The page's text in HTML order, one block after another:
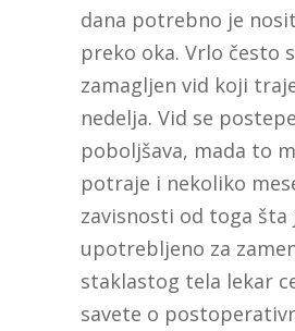
dana potrebno je
preko oka. Vrlo često
zamagljen vid koji
nedelja. Vid se
poboljšava, mada to
potraje i nekoliko
zavisnosti od toga šta
upotrebljeno za
staklastog tela lekar
savete o